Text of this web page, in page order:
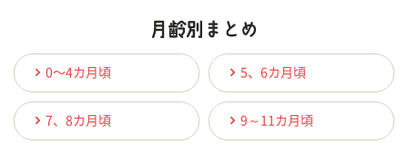
0〜4カ月頃 5、6カ月頃
7、8カ月頃 9～11カ月頃